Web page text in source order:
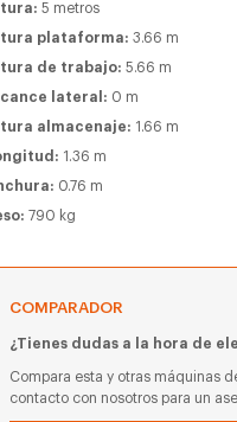
5 metros
plataforma:3.66 m
de trabajo:5.66 m
lateral: 0 m
almacenaje: 1.66 m
1.36 m
0.76 m
790 kg
COMPARADOR
¿Tienes dudas a la hora de
Compara esta y otras máquinas
contacto con nosotros para un